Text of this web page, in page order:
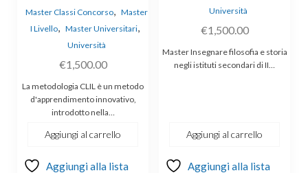
Master Classi Concorso,
Master
I Livello, Master Universitari,
Università
€1,500.00
La metodologia CLIL è un metodo
d'apprendimento innovativo,
introdotto nella…
Aggiungi al carrello
Aggiungi alla lista
Università
€1,500.00
Master Insegnare filosofia e storia
negli istituti secondari di II…
Aggiungi al carrello
Aggiungi alla lista